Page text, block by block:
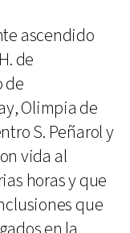
ascendido
de
de
Olimpia de
S. Peñarol y
vida al
horas y que
que